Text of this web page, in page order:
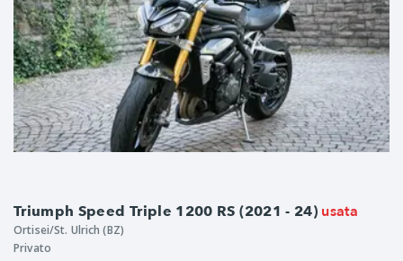
Triumph Speed Triple 1200 RS (2021 - 24) usata
Ortisei/St. Ulrich (BZ)
Privato